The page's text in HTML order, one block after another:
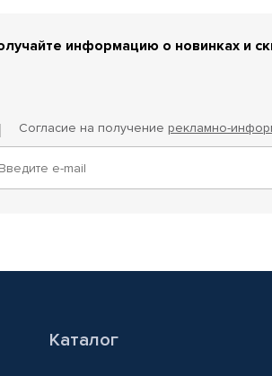
информацию о новинках и
Согласие на получение рекламно-
Каталог